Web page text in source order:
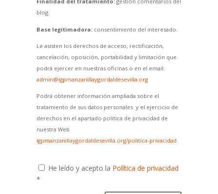
blog.
Base legitimadora:consentimiento del interesado.
Le asisten los derechos de acceso, rectificación,
cancelación, oposición, portabilidad y limitación que
podrá ejercer en nuestras oficinas o en el email:
admin@igpmanzanillaygordaldesevilla.org
Podrá obtener información ampliada sobre el
tratamiento de sus datos personales y el ejercicio de
derechos en el apartado política de privacidad de
nuestra Web
igpmanzanillaygordaldesevilla.org/politica-privacidad
He leído y acepto la Política de privacidad
*